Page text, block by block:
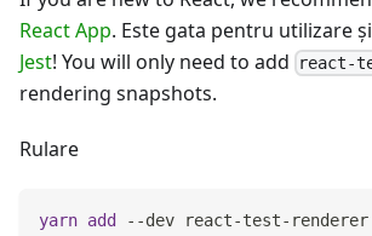
React App. Este gata pentru utilizare
Jest! You will only need to add react-
rendering snapshots.
Rulare
yarn add --dev react-test-renderer